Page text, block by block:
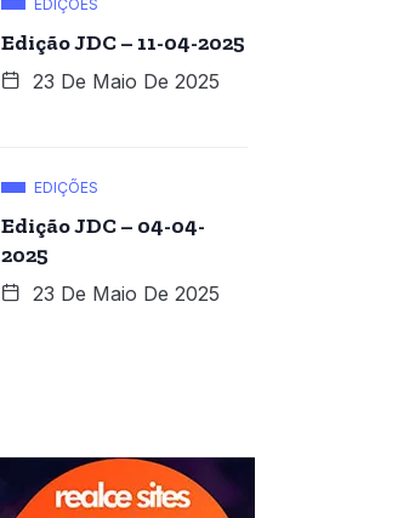
EDIÇÕES
Edição JDC – 11-04-2025
23 De Maio De 2025
EDIÇÕES
Edição JDC – 04-04-
2025
23 De Maio De 2025